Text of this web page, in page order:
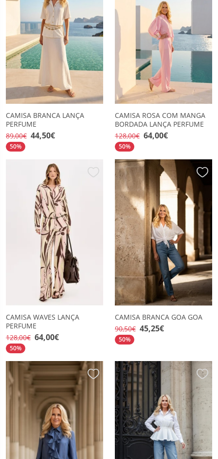
CAMISA BRANCA LANÇA
PERFUME
89,00€ 44,50€
50%
CAMISA ROSA COM MANGA
BORDADA LANÇA PERFUME
128,00€ 64,00€
50%
CAMISA WAVES LANÇA
PERFUME
128,00€ 64,00€
50%
CAMISA BRANCA GOA GOA
90,50€ 45,25€
50%